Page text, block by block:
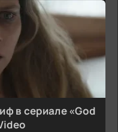
в сериале «God